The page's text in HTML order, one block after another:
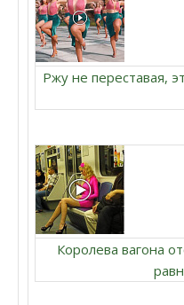
Ржу не переставая,
Королева вагона